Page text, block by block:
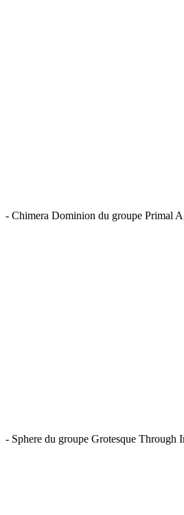
- Chimera Dominion du groupe Primal
- Sphere du groupe Grotesque Through